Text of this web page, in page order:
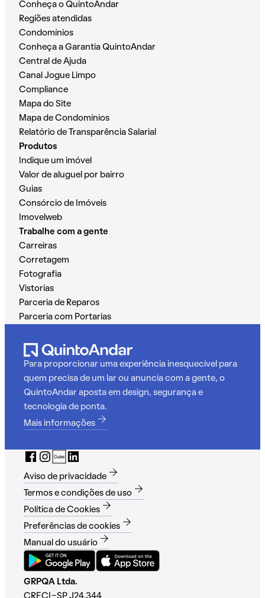
Conheça o QuintoAndar
Regiões atendidas
Condomínios
Conheça a Garantia QuintoAndar
Central de Ajuda
Canal Jogue Limpo
Compliance
Mapa do Site
Mapa de Condomínios
Relatório de Transparência Salarial
Produtos
Indique um imóvel
Valor de aluguel por bairro
Guias
Consórcio de Imóveis
Imovelweb
Trabalhe com a gente
Carreiras
Corretagem
Fotografia
Vistorias
Parceria de Reparos
Parceria com Portarias
Para proporcionar uma experiência inesquecível para
quem precisa de um lar ou anuncia com a gente, o
QuintoAndar aposta em design, segurança e
tecnologia de ponta.
Mais informações
Aviso de privacidade
Termos e condições de uso
Política de Cookies
Preferências de cookies
Manual do usuário
GRPQA Ltda.